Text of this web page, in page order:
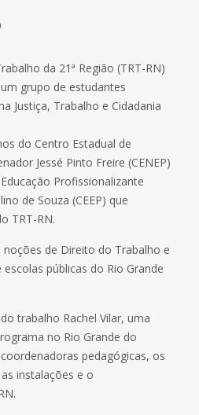
da 21ª Região (TRT-RN)
grupo de estudantes
Justiça, Trabalho e Cidadania
do Centro Estadual de
Jessé Pinto Freire (CENEP)
Profissionalizante
de Souza (CEEP) que
TRT-RN.
noções de Direito do Trabalho e
públicas do Rio Grande
trabalho Rachel Vilar, uma
no Rio Grande do
pedagógicas, os
instalações e o